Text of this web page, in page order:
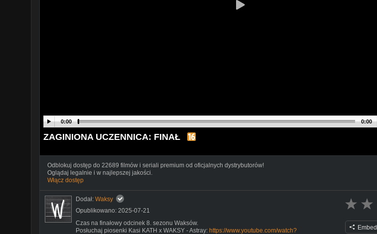
0:00 0:00
ZAGINIONA UCZENNICA: FINAŁ
Odblokuj dostęp do 22689 filmów i seriali premium od oficjalnych dystrybutorów!
Oglądaj legalnie i w najlepszej jakości.
Włącz dostęp
Dodał: Waksy
Opublikowano: 2025-07-21
Czas na finałowy odcinek 8. sezonu Waksów.
Posłuchaj piosenki Kasi KATH x WAKSY - Astray: https://www.youtube.com/watch?
Embed